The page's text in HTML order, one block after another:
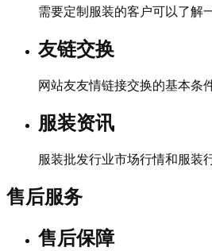
需要定制服装的客户可以了解
友链交换
网站友友情链接交换的基本条
服装资讯
服装批发行业市场行情和服装
售后服务
售后保障